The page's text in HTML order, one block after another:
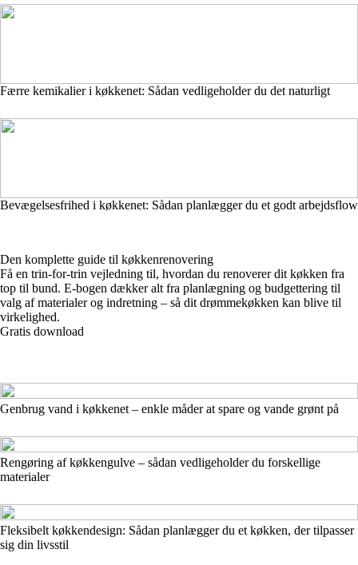
Færre kemikalier i køkkenet: Sådan vedligeholder du det naturligt
Bevægelsesfrihed i køkkenet: Sådan planlægger du et godt arbejdsflow
Den komplette guide til køkkenrenovering
Få en trin-for-trin vejledning til, hvordan du renoverer dit køkken fra
top til bund. E-bogen dækker alt fra planlægning og budgettering til
valg af materialer og indretning – så dit drømmekøkken kan blive til
virkelighed.
Gratis download
Genbrug vand i køkkenet – enkle måder at spare og vande grønt på
Rengøring af køkkengulve – sådan vedligeholder du forskellige
materialer
Fleksibelt køkkendesign: Sådan planlægger du et køkken, der tilpasser
sig din livsstil